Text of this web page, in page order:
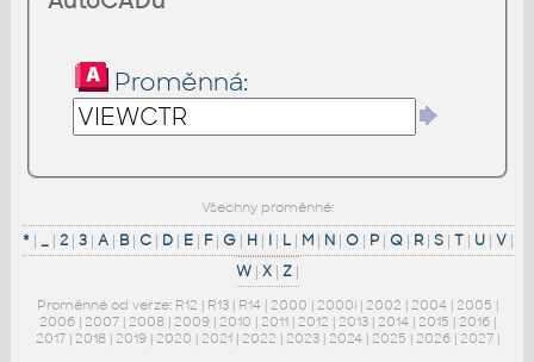
Proměnná:
Všechny proměnné:
*| _| 2| 3| A| B| C| D| E| F| G| H| I| L| M| N| O| P| Q| R| S| T| U| V|
W | X | Z |
Proměnné od verze: R12 | R13 | R14 | 2000 | 2000i | 2002 | 2004 | 2005 |
2006 | 2007 | 2008 | 2009 | 2010 | 2011 | 2012 | 2013 | 2014 | 2015 | 2016 |
2017 | 2018 | 2019 | 2020 | 2021 | 2022 | 2023 | 2024 | 2025 | 2026 | 2027 |